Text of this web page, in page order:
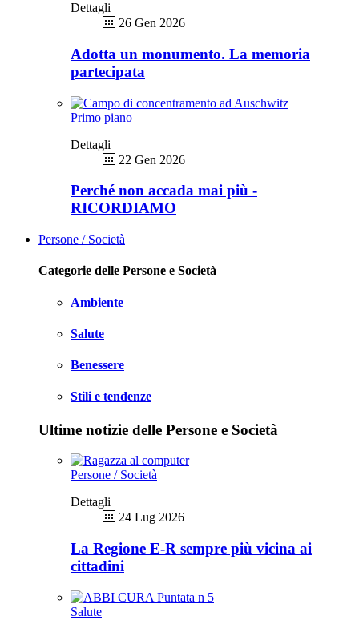
Dettagli
26 Gen 2026
Adotta un monumento. La memoria
partecipata
Primo piano
Dettagli
22 Gen 2026
Perché non accada mai più -
RICORDIAMO
Persone / Società
Categorie delle Persone e Società
Ambiente
Salute
Benessere
Stili e tendenze
Ultime notizie delle Persone e Società
Persone / Società
Dettagli
24 Lug 2026
La Regione E-R sempre più vicina ai
cittadini
Salute